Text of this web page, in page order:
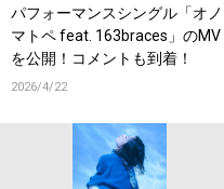
パフォーマンスシングル「オノ
マトペ feat. 163braces」のMV
を公開！コメントも到着！
2026/4/22